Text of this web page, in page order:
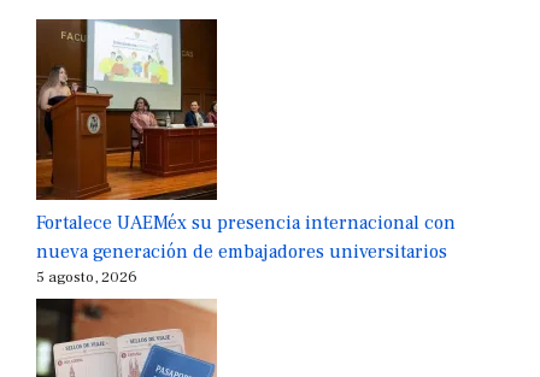
Fortalece UAEMéx su presencia internacional con
nueva generación de embajadores universitarios
5 agosto, 2026